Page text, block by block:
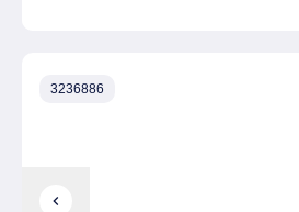
chevron_left
3236886